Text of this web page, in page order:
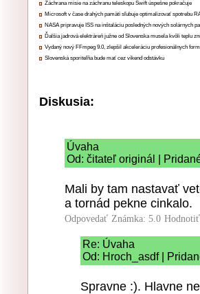
Záchrana misie na záchranu teleskopu Swift úspešne pokračuje
Microsoft v čase drahých pamätí sľubuje optimalizovať spotrebu
NASA pripravuje ISS na inštaláciu posledných nových solárnych
Ďalšia jadrová elektráreň južne od Slovenska musela kvôli teplu
Vydaný nový FFmpeg 9.0, zlepšil akceleráciu profesionálnych
Slovenská sporiteľňa bude mať cez víkend odstávku
Diskusia:
Úvaha
Od: čitateľ originál |
Mali by tam nastavať
a tornád pekne cinkalo.
Odpovedať Známka: 5.0
Re: Úvaha
Od: Hroch_asdf |
Spravne :). Hlavne